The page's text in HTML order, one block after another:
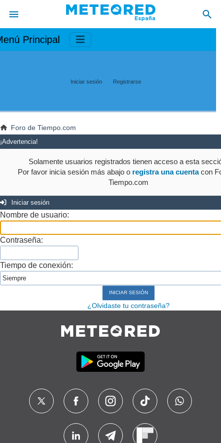
Principal
Iniciar sesión Registrarse
Foro de Tiempo.com
¡Advertencia!
Solamente usuarios registrados tienen acceso a esta
Por favor inicia sesión más abajo o registra una cuentacon
Tiempo.com
Iniciar sesión
Nombre de usuario:
Contraseña:
Tiempo de conexión:
¿Olvidaste tu contraseña?